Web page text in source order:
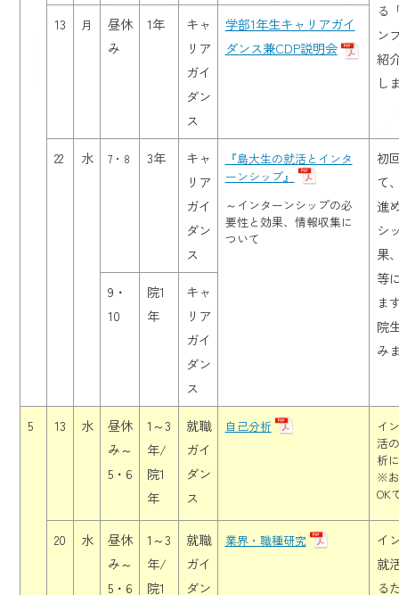
る
ン
紹
し
13 月
昼休
み
1年
キャ
リア
ガイ
ダン
ス
学部1年生キャリアガイ
ダンス兼CDP説明会
22 水 7・8 3年
キャ
リア
ガイ
ダン
ス
『島大生の就活とインタ
ーンシップ』
～インターンシップの必
要性と効果、情報収集に
ついて
初
て
進
シ
果
等
ま
院
み
9・
10
院1
年
キャ
リア
ガイ
ダン
ス
5
13 水
昼休
み～
5・6
1～3
年/
院1
年
就職
ガイ
ダン
ス
自己分析
イ
活
析
※
OK
20 水
昼休
み～
5・6
1～3
年/
院1
就職
ガイ
ダン
業界・職種研究
イ
就
る